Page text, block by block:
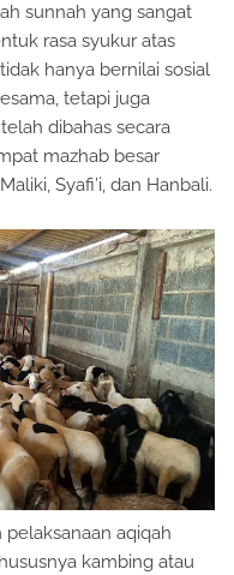
sunnah yang sangat
rasa syukur atas
hanya bernilai sosial
tetapi juga
dibahas secara
mazhab besar
Syafi’i, dan Hanbali.
aqiqah
kambing atau